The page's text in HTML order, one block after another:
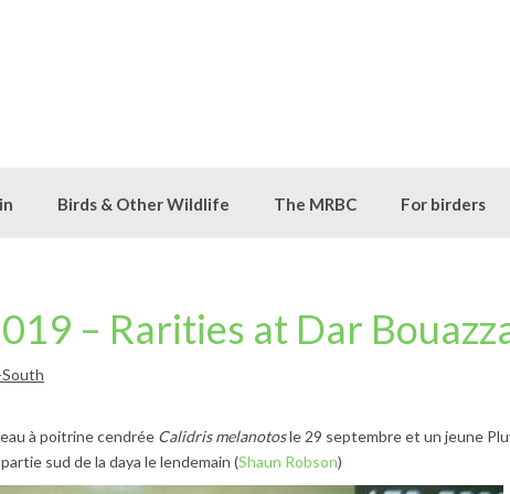
Birds & Other Wildlife The MRBC For birders
– Rarities at Dar
à poitrine cendrée Calidris melanotosle 29 septembre et un jeune
sud de la daya le lendemain (Shaun Robson)